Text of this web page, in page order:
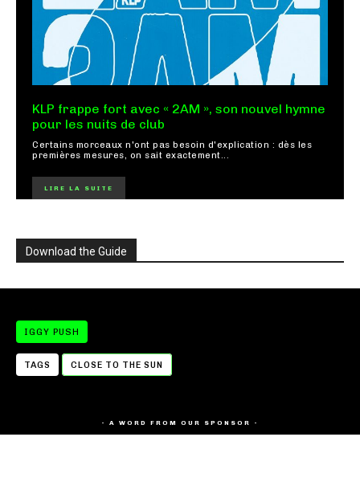
KLP frappe fort avec « 2AM », son nouvel hymne
pour les nuits de club
Certains morceaux n'ont pas besoin d'explication : dès les
premières mesures, on sait exactement...
LIRE LA SUITE
Download the Guide
IGGY PUSH
TAGS CLOSE TO THE SUN
- A WORD FROM OUR SPONSOR -